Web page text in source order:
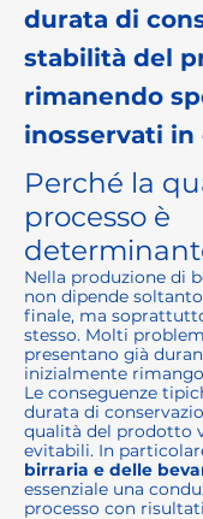
durata di
stabilità del
rimanendo
inosservati in
Perché la
processo è
Nella produzione di
non dipende
finale, ma
stesso. Molti
presentano già
inizialmente
Le conseguenze
durata di
qualità del prodotto
evitabili. In
birraria e delle
essenziale una
processo con